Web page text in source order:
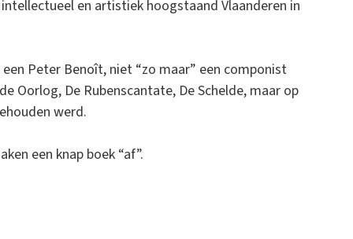
en artistiek hoogstaand Vlaanderen in
Peter Benoît, niet “zo maar” een componist
Oorlog, De Rubenscantate, De Schelde, maar op
werd.
een knap boek “af”.